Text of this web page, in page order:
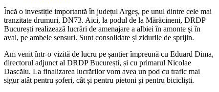
Încă o investiție importantă în județul Argeș, pe unul dintre cele mai
tranzitate drumuri, DN73. Aici, la podul de la Mărăcineni, DRDP
București realizează lucrări de amenajare a albiei în amonte și în
aval, pe ambele sensuri. Sunt consolidate și zidurile de sprijin.
Am venit într-o vizită de lucru pe șantier împreună cu Eduard Dima,
directorul adjunct al DRDP București, și cu primarul Nicolae
Dascălu. La finalizarea lucrărilor vom avea un pod cu trafic mai
sigur atât pentru șoferi, cât și pentru pietoni și pentru bicicliști.